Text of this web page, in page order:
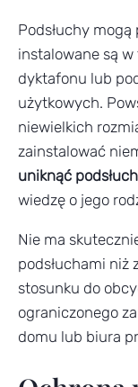
Podsłuchy
instalowane są
dyktafonu lub
użytkowych.
niewielkich
zainstalować
uniknąć
wiedzę o jego
Nie ma
podsłuchami niż
stosunku do
ograniczonego
domu lub biura